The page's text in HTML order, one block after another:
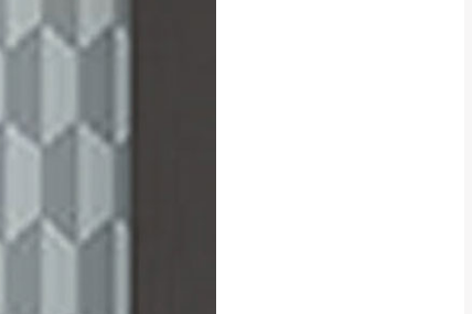
，導致無法順利配送，
由買方自行支付。
到貨前皆會再與您通知，
狀況延後或停止運送服
形，我們需酌收